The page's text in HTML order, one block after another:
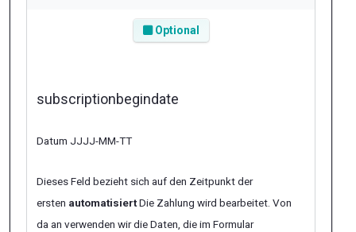
Optional
subscriptionbegindate
Datum JJJJ-MM-TT
Dieses Feld bezieht sich auf den Zeitpunkt der
ersten automatisiertDie Zahlung wird bearbeitet. Von
da an verwenden wir die Daten, die im Formular